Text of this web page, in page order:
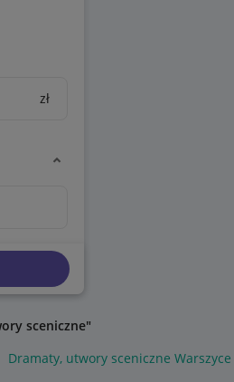
zł
sceniczne"
Dramaty, utwory sceniczne Warszyce